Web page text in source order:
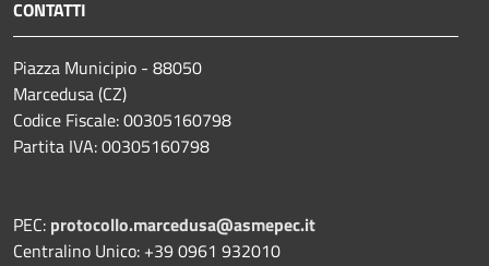
CONTATTI
Piazza Municipio - 88050
Marcedusa (CZ)
Codice Fiscale: 00305160798
Partita IVA: 00305160798
PEC: protocollo.marcedusa@asmepec.it
Centralino Unico: +39 0961 932010